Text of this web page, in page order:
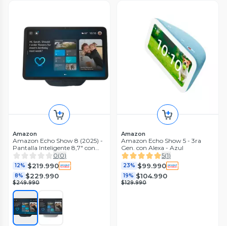
Amazon
Amazon Echo Show 8 (2025) -
Pantalla Inteligente 8,7" con
Audio Espacial0(0)
12% $219.990
8% $229.990
$249.990
Amazon
Amazon Echo Show 5 - 3ra
Gen. con Alexa - Azul
5(1)
23% $99.990
19% $104.990
$129.990